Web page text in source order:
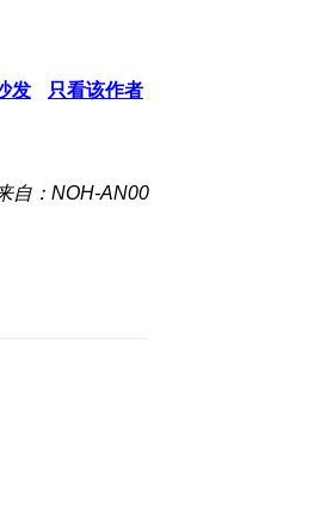
发 只看该作者
自：NOH-AN00